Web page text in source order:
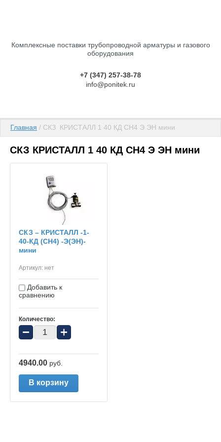
Комплексные поставки трубопроводной арматуры и газового
оборудования
+7 (347) 257-38-78
info@ponitek.ru
Главная / СКЗ  КРИСТАЛЛ 1 40 КД СН4 Э ЭН мини
СКЗ КРИСТАЛЛ 1 40 КД СН4 Э ЭН мини
СКЗ – КРИСТАЛЛ -1-
40-КД (СН4) -Э(ЭН)-
мини
Артикул: нет
Добавить к
сравнению
Количество:
− +
4940.00 руб.
В корзину